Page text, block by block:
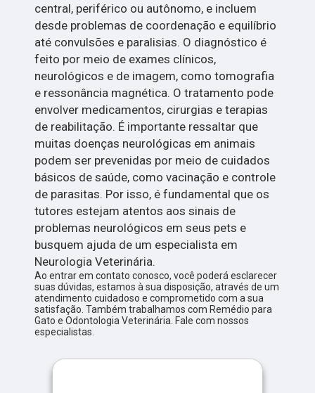
central, periférico ou autônomo, e incluem
desde problemas de coordenação e equilíbrio
até convulsões e paralisias. O diagnóstico é
feito por meio de exames clínicos,
neurológicos e de imagem, como tomografia
e ressonância magnética. O tratamento pode
envolver medicamentos, cirurgias e terapias
de reabilitação. É importante ressaltar que
muitas doenças neurológicas em animais
podem ser prevenidas por meio de cuidados
básicos de saúde, como vacinação e controle
de parasitas. Por isso, é fundamental que os
tutores estejam atentos aos sinais de
problemas neurológicos em seus pets e
busquem ajuda de um especialista em
Neurologia Veterinária.
Ao entrar em contato conosco, você poderá esclarecer
suas dúvidas, estamos à sua disposição, através de um
atendimento cuidadoso e comprometido com a sua
satisfação. Também trabalhamos com Remédio para
Gato e Odontologia Veterinária. Fale com nossos
especialistas.